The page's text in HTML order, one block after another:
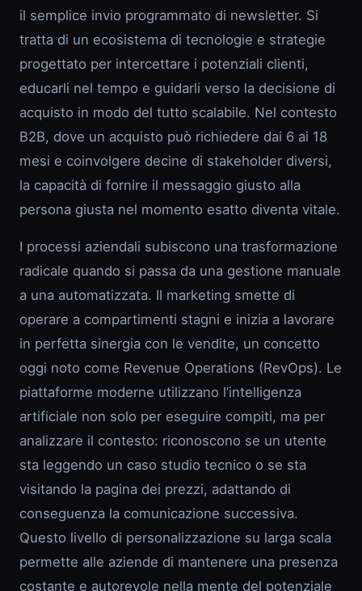
il semplice invio programmato di newsletter. Si
tratta di un ecosistema di tecnologie e strategie
progettato per intercettare i potenziali clienti,
educarli nel tempo e guidarli verso la decisione di
acquisto in modo del tutto scalabile. Nel contesto
B2B, dove un acquisto può richiedere dai 6 ai 18
mesi e coinvolgere decine di stakeholder diversi,
la capacità di fornire il messaggio giusto alla
persona giusta nel momento esatto diventa vitale.
I processi aziendali subiscono una trasformazione
radicale quando si passa da una gestione manuale
a una automatizzata. Il marketing smette di
operare a compartimenti stagni e inizia a lavorare
in perfetta sinergia con le vendite, un concetto
oggi noto come Revenue Operations (RevOps). Le
piattaforme moderne utilizzano l’intelligenza
artificiale non solo per eseguire compiti, ma per
analizzare il contesto: riconoscono se un utente
sta leggendo un caso studio tecnico o se sta
visitando la pagina dei prezzi, adattando di
conseguenza la comunicazione successiva.
Questo livello di personalizzazione su larga scala
permette alle aziende di mantenere una presenza
costante e autorevole nella mente del potenziale